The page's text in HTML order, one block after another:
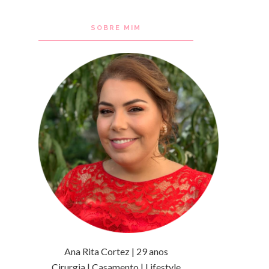
SOBRE MIM
Ana Rita Cortez | 29 anos